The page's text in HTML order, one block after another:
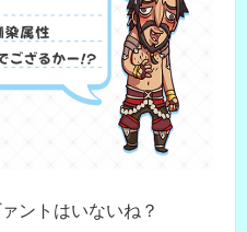
ントはいないね？